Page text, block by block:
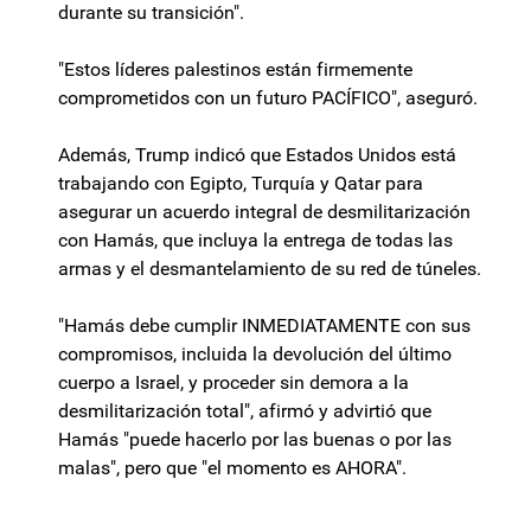
durante su transición".
"Estos líderes palestinos están firmemente
comprometidos con un futuro PACÍFICO", aseguró.
Además, Trump indicó que Estados Unidos está
trabajando con Egipto, Turquía y Qatar para
asegurar un acuerdo integral de desmilitarización
con Hamás, que incluya la entrega de todas las
armas y el desmantelamiento de su red de túneles.
"Hamás debe cumplir INMEDIATAMENTE con sus
compromisos, incluida la devolución del último
cuerpo a Israel, y proceder sin demora a la
desmilitarización total", afirmó y advirtió que
Hamás "puede hacerlo por las buenas o por las
malas", pero que "el momento es AHORA".